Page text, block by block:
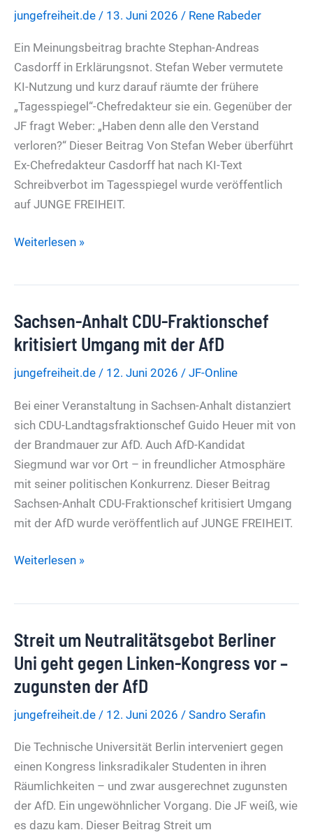
Remigration
jungefreiheit.de / 13. Juni 2026 / Rene Rabeder
Ein Meinungsbeitrag brachte Stephan-Andreas
Casdorff in Erklärungsnot. Stefan Weber vermutete
KI-Nutzung und kurz darauf räumte der frühere
„Tagesspiegel“-Chefredakteur sie ein. Gegenüber der
JF fragt Weber: „Haben denn alle den Verstand
verloren?“ Dieser Beitrag Von Stefan Weber überführt
Ex-Chefredakteur Casdorff hat nach KI-Text
Schreibverbot im Tagesspiegel wurde veröffentlich
auf JUNGE FREIHEIT.
Von
Ex-
Chefredakteur
hat
nach
KI-
Text
Schreibverbot
im
Tagesspiegel
Weiterlesen »
Sachsen-Anhalt CDU-Fraktionschef
kritisiert Umgang mit der AfD
jungefreiheit.de / 12. Juni 2026 / JF-Online
Bei einer Veranstaltung in Sachsen-Anhalt distanziert
sich CDU-Landtagsfraktionschef Guido Heuer mit von
der Brandmauer zur AfD. Auch AfD-Kandidat
Siegmund war vor Ort – in freundlicher Atmosphäre
mit seiner politischen Konkurrenz. Dieser Beitrag
Sachsen-Anhalt CDU-Fraktionschef kritisiert Umgang
mit der AfD wurde veröffentlich auf JUNGE FREIHEIT.
Sachsen-
kritisiert
Umgang
der
AfD
Weiterlesen »
Streit um Neutralitätsgebot Berliner
Uni geht gegen Linken-Kongress vor –
zugunsten der AfD
jungefreiheit.de / 12. Juni 2026 / Sandro Serafin
Die Technische Universität Berlin interveniert gegen
einen Kongress linksradikaler Studenten in ihren
Räumlichkeiten – und zwar ausgerechnet zugunsten
der AfD. Ein ungewöhnlicher Vorgang. Die JF weiß, wie
es dazu kam. Dieser Beitrag Streit um